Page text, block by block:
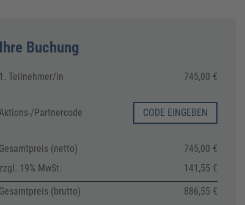
Ihre Buchung
1. Teilnehmer/in 745,00 €
Partnercode CODE EINGEBEN
Gesamtpreis (netto)
745,00 €
zzgl. 19% MwSt.
141,55 €
Gesamtpreis (brutto)
886,55 €